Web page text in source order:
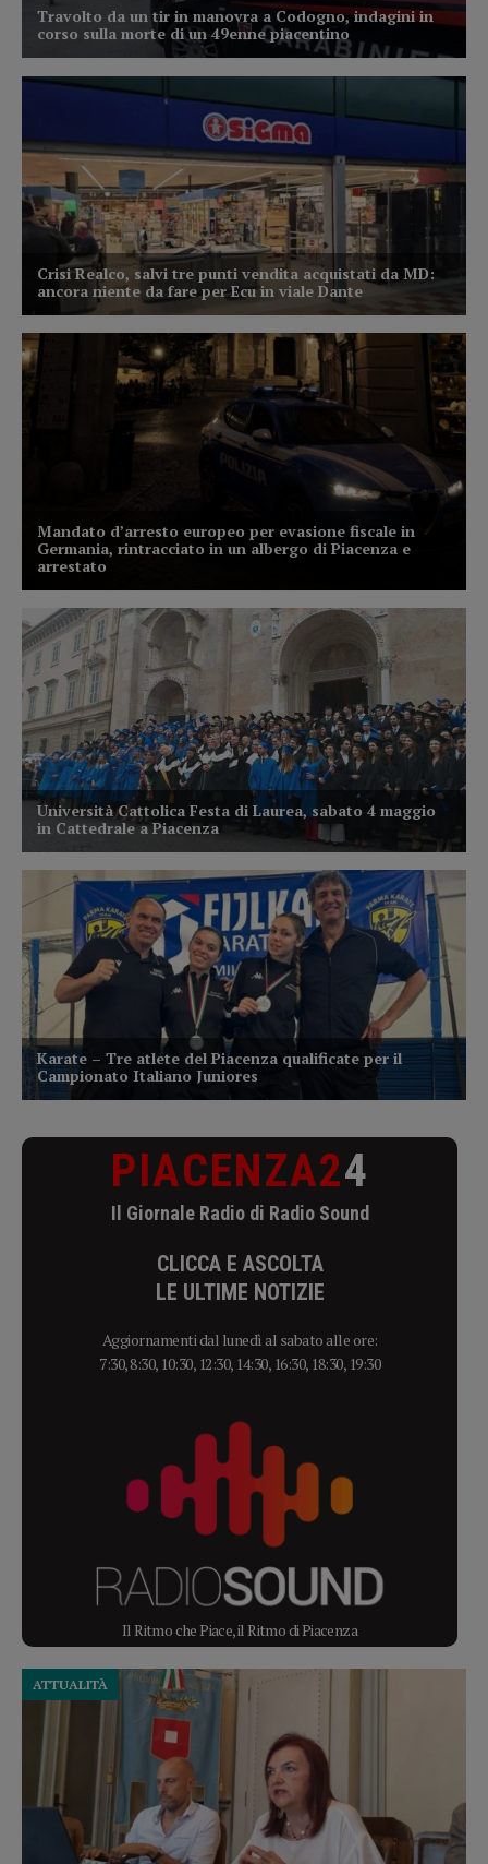
PIACENZA24
Il Giornale Radio di Radio Sound
CLICCA E ASCOLTA
LE ULTIME NOTIZIE
Aggiornamenti dal lunedì al sabato alle ore:
7:30, 8:30, 10:30, 12:30, 14:30, 16:30, 18:30, 19:30
Il Ritmo che Piace, il Ritmo di Piacenza
ATTUALITÀ